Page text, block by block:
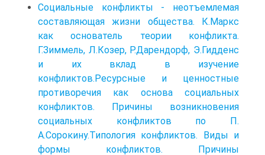
Социальные конфликты - неотъемлемая
составляющая жизни общества. К.Маркс
как основатель теории конфликта.
Г.Зиммель, Л.Козер, Р.Дарендорф, Э.Гидденс
и их вклад в изучение
конфликтов.Ресурсные и ценностные
противоречия как основа социальных
конфликтов. Причины возникновения
социальных конфликтов по П.
А.Сорокину.Типология конфликтов. Виды и
формы конфликтов. Причины